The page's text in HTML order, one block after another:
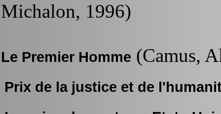
Michalon, 1996)
Le Premier Homme (Camus,
Prix de la justice et de